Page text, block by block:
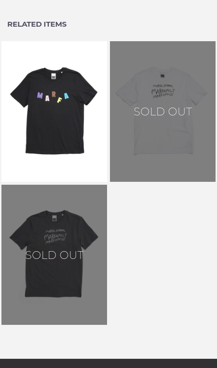
RELATED ITEMS
MARFA PARTY LOGO T-SHIRT
SOLD OUT
SOLD OUT